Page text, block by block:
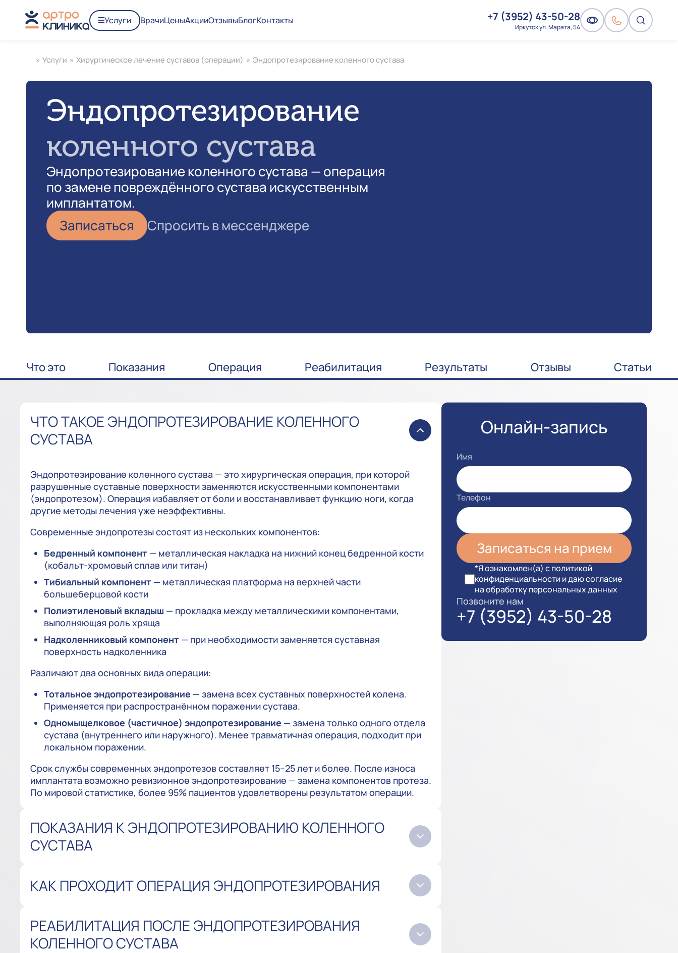
Услуги ВрачиЦеныАкцииОтзывыБлогКонтакты +7 (3952) 43-50-28
Иркутск ул. Марата, 54
» Услуги » Хирургическое лечение суставов (операции) » Эндопротезирование коленного сустава
Эндопротезирование
коленного сустава
Эндопротезирование коленного сустава — операция
по замене повреждённого сустава искусственным
имплантатом.
Записаться
Спросить в мессенджере
Что это Показания Операция Реабилитация Результаты Отзывы Статьи
ЧТО ТАКОЕ ЭНДОПРОТЕЗИРОВАНИЕ КОЛЕННОГО
СУСТАВА
Эндопротезирование коленного сустава — это хирургическая операция, при которой
разрушенные суставные поверхности заменяются искусственными компонентами
(эндопротезом). Операция избавляет от боли и восстанавливает функцию ноги, когда
другие методы лечения уже неэффективны.
Современные эндопротезы состоят из нескольких компонентов:
Бедренный компонент — металлическая накладка на нижний конец бедренной кости
(кобальт-хромовый сплав или титан)
Тибиальный компонент — металлическая платформа на верхней части
большеберцовой кости
Полиэтиленовый вкладыш — прокладка между металлическими компонентами,
выполняющая роль хряща
Надколенниковый компонент — при необходимости заменяется суставная
поверхность надколенника
Различают два основных вида операции:
Тотальное эндопротезирование — замена всех суставных поверхностей колена.
Применяется при распространённом поражении сустава.
Одномыщелковое (частичное) эндопротезирование — замена только одного отдела
сустава (внутреннего или наружного). Менее травматичная операция, подходит при
локальном поражении.
Срок службы современных эндопротезов составляет 15–25 лет и более. После износа
имплантата возможно ревизионное эндопротезирование — замена компонентов протеза.
По мировой статистике, более 95% пациентов удовлетворены результатом операции.
ПОКАЗАНИЯ К ЭНДОПРОТЕЗИРОВАНИЮ КОЛЕННОГО
СУСТАВА
КАК ПРОХОДИТ ОПЕРАЦИЯ ЭНДОПРОТЕЗИРОВАНИЯ
РЕАБИЛИТАЦИЯ ПОСЛЕ ЭНДОПРОТЕЗИРОВАНИЯ
КОЛЕННОГО СУСТАВА
Онлайн-запись
Имя
Телефон
*Я ознакомлен(а) с политикой
конфиденциальности и даю согласие
на обработку персональных данных
Позвоните нам
+7 (3952) 43-50-28